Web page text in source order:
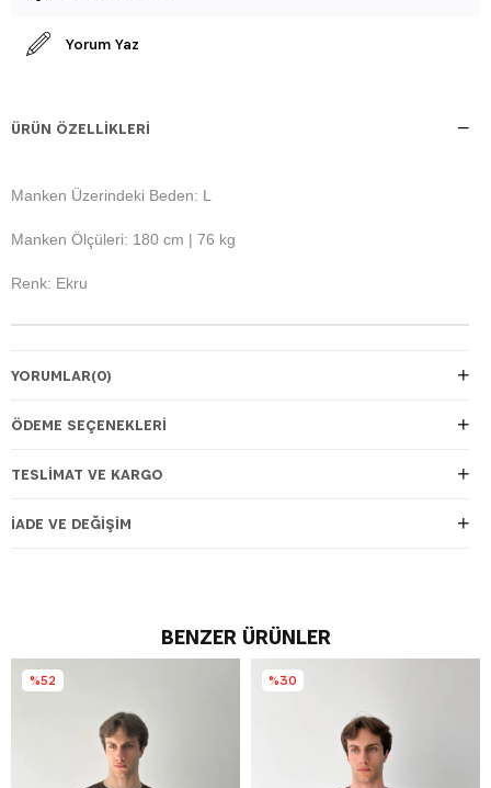
Yorum Yaz
ÜRÜN ÖZELLIKLERI
Manken Üzerindeki Beden: L
Manken Ölçüleri: 180 cm | 76 kg
Renk: Ekru
YORUMLAR(0)
ÖDEME SEÇENEKLERI
TESLIMAT VE KARGO
İADE VE DEĞIŞIM
BENZER ÜRÜNLER
%52 %30